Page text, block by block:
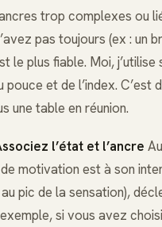
trop complexes ou
pas toujours (ex : un
le plus fiable. Moi, j’utilise
pouce et de l’index. C’est
une table en réunion.
l’état et l’ancre
motivation est à son
pic de la sensation),
si vous avez